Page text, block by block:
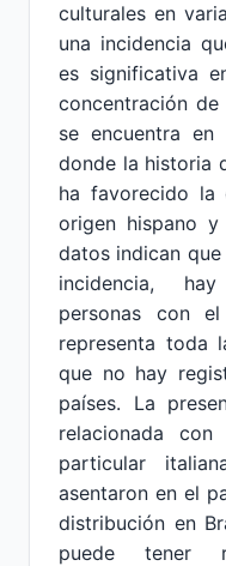
culturales en
una incidencia
es significativa
concentración
se encuentra en
donde la historia
ha favorecido la
origen hispano
datos indican
incidencia,
personas con
representa toda
que no hay
países. La
relacionada con
particular
asentaron en el
distribución en
puede tener